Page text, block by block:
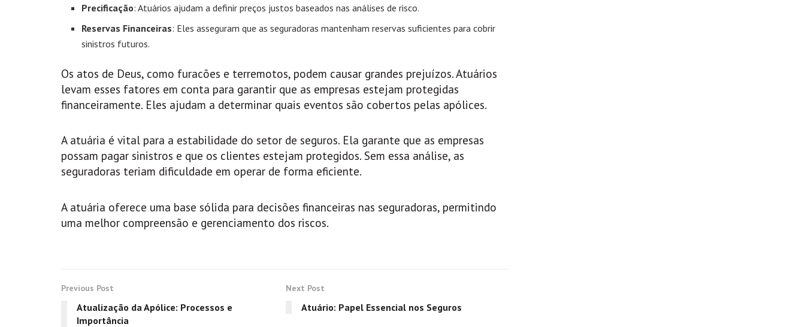
Precificação: Atuários ajudam a definir preços justos baseados nas análises de risco.
Reservas Financeiras: Eles asseguram que as seguradoras mantenham reservas suficientes para cobrir
sinistros futuros.
Os atos de Deus, como furacões e terremotos, podem causar grandes prejuízos. Atuários
levam esses fatores em conta para garantir que as empresas estejam protegidas
financeiramente. Eles ajudam a determinar quais eventos são cobertos pelas apólices.
A atuária é vital para a estabilidade do setor de seguros. Ela garante que as empresas
possam pagar sinistros e que os clientes estejam protegidos. Sem essa análise, as
seguradoras teriam dificuldade em operar de forma eficiente.
A atuária oferece uma base sólida para decisões financeiras nas seguradoras, permitindo
uma melhor compreensão e gerenciamento dos riscos.
Previous Post
Atualização da Apólice: Processos e
Importância
Next Post
Atuário: Papel Essencial nos Seguros